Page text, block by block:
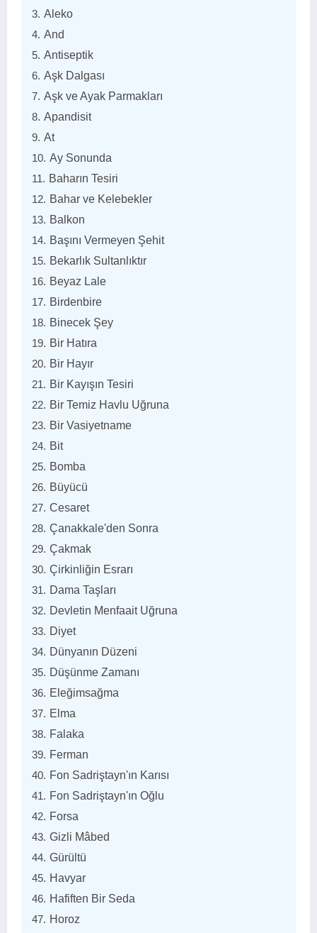
Aleko
And
Antiseptik
Aşk Dalgası
Aşk ve Ayak Parmakları
Apandisit
At
Ay Sonunda
Baharın Tesiri
Bahar ve Kelebekler
Balkon
Başını Vermeyen Şehit
Bekarlık Sultanlıktır
Beyaz Lale
Birdenbire
Binecek Şey
Bir Hatıra
Bir Hayır
Bir Kayışın Tesiri
Bir Temiz Havlu Uğruna
Bir Vasiyetname
Bit
Bomba
Büyücü
Cesaret
Çanakkale'den Sonra
Çakmak
Çirkinliğin Esrarı
Dama Taşları
Devletin Menfaait Uğruna
Diyet
Dünyanın Düzeni
Düşünme Zamanı
Eleğimsağma
Elma
Falaka
Ferman
Fon Sadriştayn'ın Karısı
Fon Sadriştayn'ın Oğlu
Forsa
Gizli Mâbed
Gürültü
Havyar
Hafiften Bir Seda
Horoz